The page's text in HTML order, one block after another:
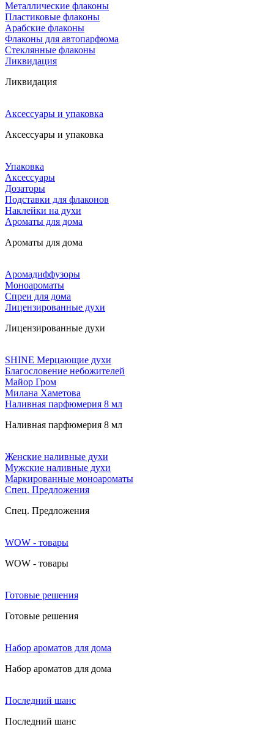
Металлические флаконы
Пластиковые флаконы
Арабские флаконы
Флаконы для автопарфюма
Стеклянные флаконы
Ликвидация
Ликвидация
Аксессуары и упаковка
Аксессуары и упаковка
Упаковка
Аксессуары
Дозаторы
Подставки для флаконов
Наклейки на духи
Ароматы для дома
Ароматы для дома
Аромадиффузоры
Моноароматы
Спреи для дома
Лицензированные духи
Лицензированные духи
SHINE Мерцающие духи
Благословение небожителей
Майор Гром
Милана Хаметова
Наливная парфюмерия 8 мл
Наливная парфюмерия 8 мл
Женские наливные духи
Мужские наливные духи
Маркированные моноароматы
Cпец. Предложения
Cпец. Предложения
WOW - товары
WOW - товары
Готовые решения
Готовые решения
Набор ароматов для дома
Набор ароматов для дома
Последний шанс
Последний шанс